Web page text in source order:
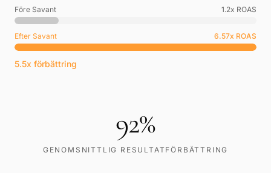
Före Savant 1.2x ROAS
Efter Savant 6.57x ROAS
5.5x förbättring
92%
GENOMSNITTLIG RESULTATFÖRBÄTTRING